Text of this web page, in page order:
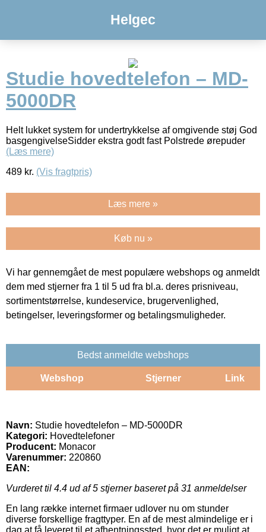
Helgec
Studie hovedtelefon – MD-
5000DR
Helt lukket system for undertrykkelse af omgivende støj God
basgengivelseSidder ekstra godt fast Polstrede ørepuder
(Læs mere)
489 kr. (Vis fragtpris)
Læs mere »
Køb nu »
Vi har gennemgået de mest populære webshops og anmeldt
dem med stjerner fra 1 til 5 ud fra bl.a. deres prisniveau,
sortimentstørrelse, kundeservice, brugervenlighed,
betingelser, leveringsformer og betalingsmuligheder.
Bedst anmeldte webshops
Webshop Stjerner Link
Navn: Studie hovedtelefon – MD-5000DR
Kategori: Hovedtelefoner
Producent: Monacor
Varenummer: 220860
EAN:
Vurderet til 4.4 ud af 5 stjerner baseret på 31 anmeldelser
En lang række internet firmaer udlover nu om stunder
diverse forskellige fragttyper. En af de mest almindelige er i
dag at få leveret til et afhentningssted, hvor det er muligt at